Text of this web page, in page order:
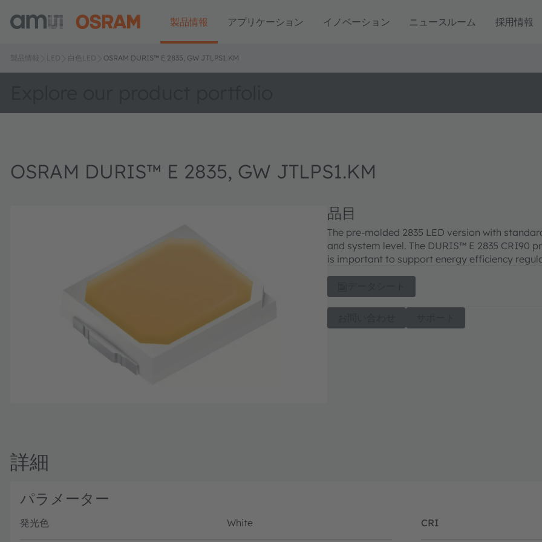
製品情報 アプリケーション イノベーション ニュースルーム 採用情報
製品情報 LED 白色LED OSRAM DURIS™ E 2835, GW JTLPS1.KM
OSRAM DURIS™ E 2835, GW JTLPS1.KM
品目
The pre-molded 2835 LED version with
and system level. The DURIS™ E 2835 CRI90
is important to support energy efficiency
詳細
パラメーター
発光色 White CRI